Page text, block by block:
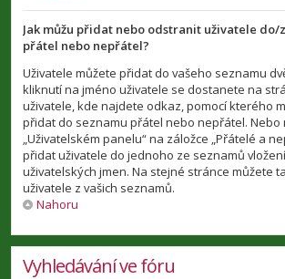
Jak můžu přidat nebo odstranit uživatele do/
přátel nebo nepřátel?
Uživatele můžete přidat do vašeho seznamu
kliknutí na jméno uživatele se dostanete na
uživatele, kde najdete odkaz, pomocí kterého
přidat do seznamu přátel nebo nepřátel. Nebo
„Uživatelském panelu“ na záložce „Přátelé a
přidat uživatele do jednoho ze seznamů
uživatelských jmen. Na stejné stránce můžete
uživatele z vašich seznamů.
Nahoru
Vyhledávání ve fóru